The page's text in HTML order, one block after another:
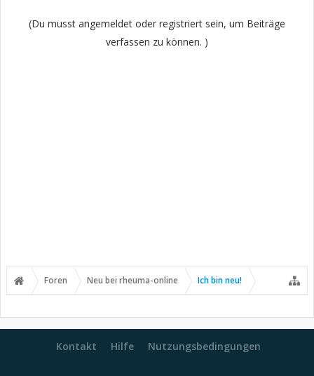
(Du musst angemeldet oder registriert sein, um Beiträge
verfassen zu können. )
Foren Neu bei rheuma-online Ich bin neu!
Kontakt Hilfe Nutzungsbedingungen